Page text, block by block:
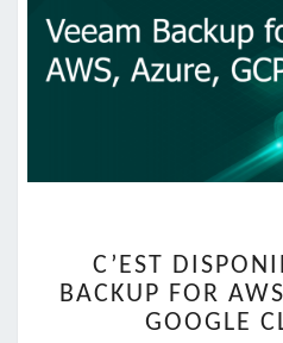
:
C’EST
BACKUP FOR
GOOGLE